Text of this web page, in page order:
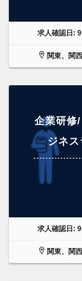
求人確認日:
関東、関
企業研修
ジネス
求人確認日:
関東、関